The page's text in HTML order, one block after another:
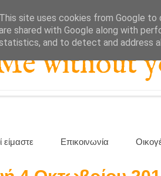
without
είμαστε Επικοινωνία
This site uses cookies from Google to
shared with Google along with
and to detect and address